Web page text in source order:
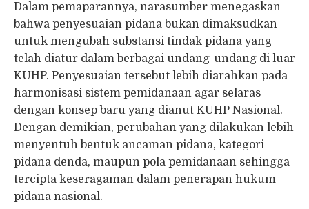
Dalam pemaparannya, narasumber menegaskan
bahwa penyesuaian pidana bukan dimaksudkan
untuk mengubah substansi tindak pidana yang
telah diatur dalam berbagai undang-undang di luar
KUHP. Penyesuaian tersebut lebih diarahkan pada
harmonisasi sistem pemidanaan agar selaras
dengan konsep baru yang dianut KUHP Nasional.
Dengan demikian, perubahan yang dilakukan lebih
menyentuh bentuk ancaman pidana, kategori
pidana denda, maupun pola pemidanaan sehingga
tercipta keseragaman dalam penerapan hukum
pidana nasional.